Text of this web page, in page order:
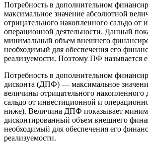
Потребность в дополнительном
максимальное значение абсолютной
отрицательного накопленного сальдо от
операционной деятельности. Данный
минимальный объем внешнего
необходимый для обеспечения его
реализуемости. Поэтому ПФ называется
Потребность в дополнительном
дисконта (ДПФ) — максимальное
величины отрицательного накопленного
сальдо от инвестиционной и
ниже). Величина ДПФ показывает
дисконтированный объем внешнего
необходимый для обеспечения его
реализуемости.